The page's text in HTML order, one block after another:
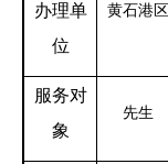
办理单
位
黄石港区
服务对
象
先生